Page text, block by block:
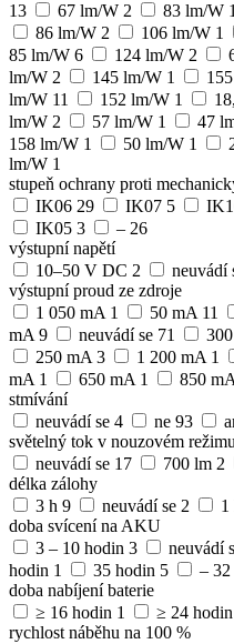
13
67 lm/W 2 83 lm/W
86 lm/W 2 106 lm/W 1
85 lm/W 6 124 lm/W 2
lm/W 2 145 lm/W 1
lm/W 11 152 lm/W 1
lm/W 2 57 lm/W 1 47
158 lm/W 1 50 lm/W 1
lm/W 1
stupeň ochrany proti
IK06 29 IK07 5
IK05 3 – 26
výstupní napětí
10–50 V DC 2 neuvádí
výstupní proud ze zdroje
1 050 mA 1 50 mA 11
mA 9 neuvádí se 71
250 mA 3 1 200 mA 1
mA 1 650 mA 1 850 mA
stmívání
neuvádí se 4 ne 93
světelný tok v nouzovém režimu
neuvádí se 17 700 lm 2
délka zálohy
3 h 9 neuvádí se 2 1
doba svícení na AKU
3 – 10 hodin 3 neuvádí
hodin 1 35 hodin 5 – 32
doba nabíjení baterie
≥ 16 hodin 1 ≥ 24 hodin
rychlost náběhu na 100 %